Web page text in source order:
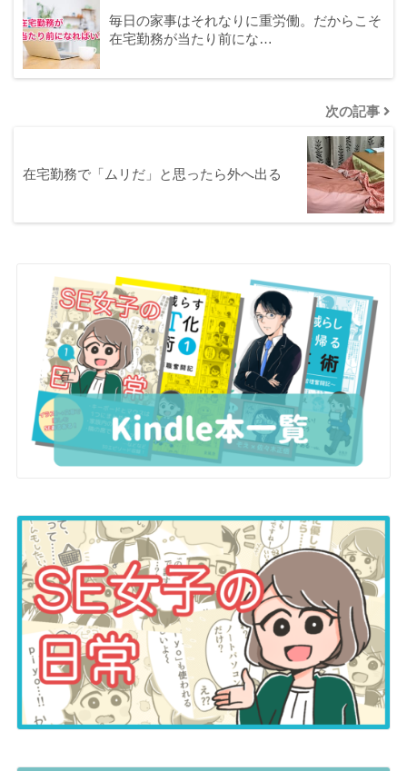
毎日の家事はそれなりに重労働。だからこそ
在宅勤務が当たり前にな…
次の記事
在宅勤務で「ムリだ」と思ったら外へ出る